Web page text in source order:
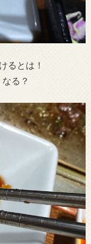
るとは！
る？